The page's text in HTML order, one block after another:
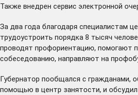
Также внедрен сервис электронной
За два года благодаря специалистам
трудоустроить порядка 8 тысяч
проводят профориентацию, помогают
собеседованию, направляют на
Губернатор пообщался с гражданами,
помощью в центр занятости, и